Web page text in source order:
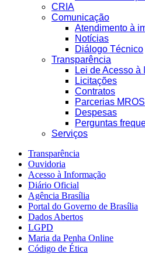
CRIA
Comunicação
Atendimento à
Notícias
Diálogo Técnico
Transparência
Lei de Acesso à
Licitações
Contratos
Parcerias
Despesas
Perguntas
Serviços
Transparência
Ouvidoria
Acesso à Informação
Diário Oficial
Agência Brasília
Portal do Governo de Brasília
Dados Abertos
LGPD
Maria da Penha Online
Código de Ética